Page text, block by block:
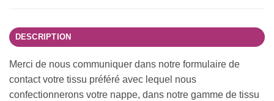
DESCRIPTION
Merci de nous communiquer dans notre formulaire de
contact votre tissu préféré avec lequel nous
confectionnerons votre nappe, dans notre gamme de tissu